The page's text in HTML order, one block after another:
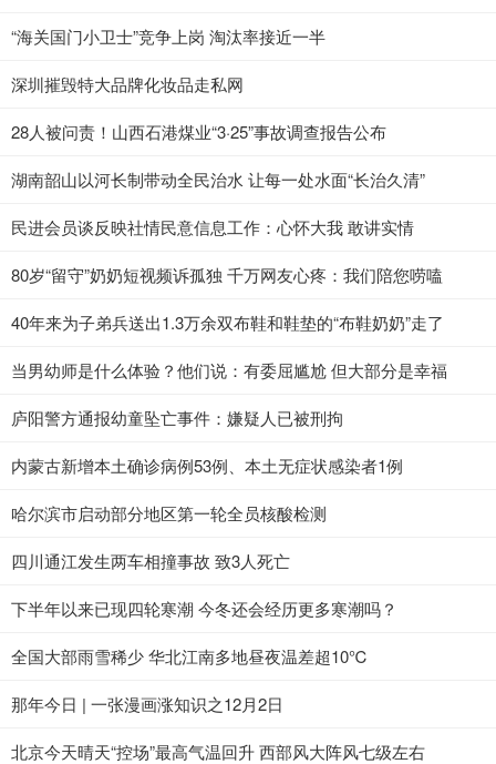
“海关国门小卫士”竞争上岗 淘汰率接近一半
深圳摧毁特大品牌化妆品走私网
28人被问责！山西石港煤业“3·25”事故调查报告公布
湖南韶山以河长制带动全民治水 让每一处水面“长治久清”
民进会员谈反映社情民意信息工作：心怀大我 敢讲实情
80岁“留守”奶奶短视频诉孤独 千万网友心疼：我们陪您唠嗑
40年来为子弟兵送出1.3万余双布鞋和鞋垫的“布鞋奶奶”走了
当男幼师是什么体验？他们说：有委屈尴尬 但大部分是幸福
庐阳警方通报幼童坠亡事件：嫌疑人已被刑拘
内蒙古新增本土确诊病例53例、本土无症状感染者1例
哈尔滨市启动部分地区第一轮全员核酸检测
四川通江发生两车相撞事故 致3人死亡
下半年以来已现四轮寒潮 今冬还会经历更多寒潮吗？
全国大部雨雪稀少 华北江南多地昼夜温差超10℃
那年今日 | 一张漫画涨知识之12月2日
北京今天晴天“控场”最高气温回升 西部风大阵风七级左右